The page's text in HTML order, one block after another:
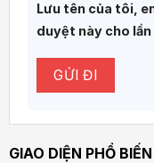
Lưu tên của tôi,
duyệt này cho
GIAO DIỆN PHỔ BIẾN